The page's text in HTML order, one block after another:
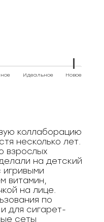
Идеальное Новое
коллаборацию
несколько лет.
взрослых
на детский
витамин,
на лице.
по
для сигарет-
сеты